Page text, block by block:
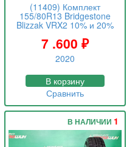
(11409) Комплект
155/80R13 Bridgestone
Blizzak VRX2 10% и 20%
7 .600₽
2020
В корзину
Сравнить
В НАЛИЧИИ 1